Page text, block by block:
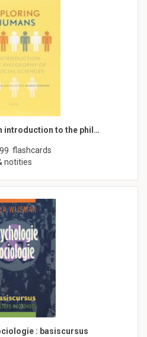
introduction to the phil…
flashcards
notities
: basiscursus